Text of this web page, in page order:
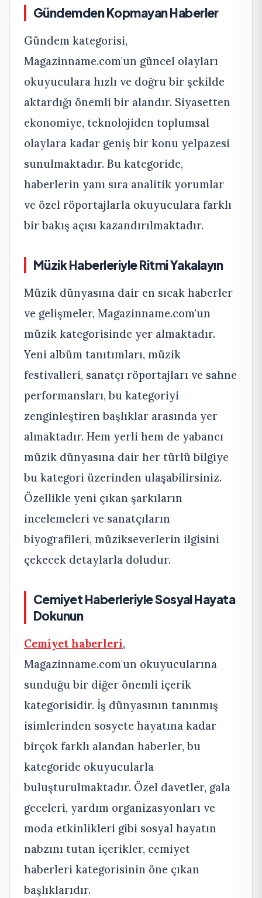
Gündemden Kopmayan Haberler
Gündem kategorisi,
Magazinname.com'un güncel olayları
okuyuculara hızlı ve doğru bir şekilde
aktardığı önemli bir alandır. Siyasetten
ekonomiye, teknolojiden toplumsal
olaylara kadar geniş bir konu yelpazesi
sunulmaktadır. Bu kategoride,
haberlerin yanı sıra analitik yorumlar
ve özel röportajlarla okuyuculara farklı
bir bakış açısı kazandırılmaktadır.
Müzik Haberleriyle Ritmi Yakalayın
Müzik dünyasına dair en sıcak haberler
ve gelişmeler, Magazinname.com'un
müzik kategorisinde yer almaktadır.
Yeni albüm tanıtımları, müzik
festivalleri, sanatçı röportajları ve sahne
performansları, bu kategoriyi
zenginleştiren başlıklar arasında yer
almaktadır. Hem yerli hem de yabancı
müzik dünyasına dair her türlü bilgiye
bu kategori üzerinden ulaşabilirsiniz.
Özellikle yeni çıkan şarkıların
incelemeleri ve sanatçıların
biyografileri, müzikseverlerin ilgisini
çekecek detaylarla doludur.
Cemiyet Haberleriyle Sosyal Hayata
Dokunun
Cemiyet haberleri,
Magazinname.com'un okuyucularına
sunduğu bir diğer önemli içerik
kategorisidir. İş dünyasının tanınmış
isimlerinden sosyete hayatına kadar
birçok farklı alandan haberler, bu
kategoride okuyucularla
buluşturulmaktadır. Özel davetler, gala
geceleri, yardım organizasyonları ve
moda etkinlikleri gibi sosyal hayatın
nabzını tutan içerikler, cemiyet
haberleri kategorisinin öne çıkan
başlıklarıdır.